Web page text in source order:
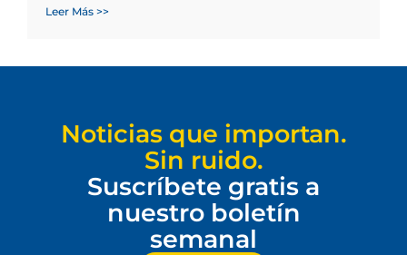
Leer Más >>
Noticias que importan.
Sin ruido.
Suscríbete gratis a
nuestro boletín
semanal